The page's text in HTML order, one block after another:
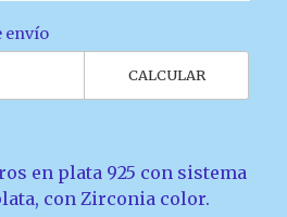
envío
CALCULAR
en plata 925 con sistema
con Zirconia color.